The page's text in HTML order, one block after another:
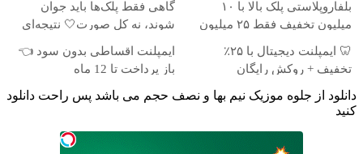
بلفاروپلاستی پلک بالا با ۱۰
میلیون تخفیف فقط ۲۵ میلیون
گاهی فقط پلک‌ها باید جوان
شوند، نه کل صورت🤍 نتیجه‌ای
🦷 ایمپلنت دیجیتال با ۲۵٪
تخفیف + روکش رایگان
ایمپلنت اقساطی بدون سود 👈
باز پرداخت تا 12 ماه
دانلود از جلوه موزیک نیم بها و نصف حجم می باشد پس راحت دانلود
کنید